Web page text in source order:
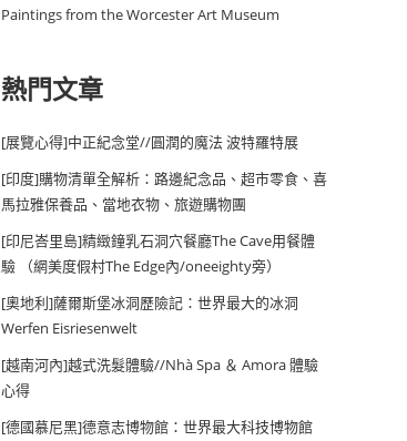
Paintings from the Worcester Art Museum
熱門文章
[展覽心得]中正紀念堂//圓潤的魔法 波特羅特展
[印度]購物清單全解析：路邊紀念品、超市零食、喜
馬拉雅保養品、當地衣物、旅遊購物團
[印尼峇里島]精緻鐘乳石洞穴餐廳The Cave用餐體
驗 （網美度假村The Edge內/oneeighty旁）
[奧地利]薩爾斯堡冰洞歷險記：世界最大的冰洞
Werfen Eisriesenwelt
[越南河內]越式洗髮體驗//Nhà Spa ＆ Amora 體驗
心得
[德國慕尼黑]德意志博物館：世界最大科技博物館